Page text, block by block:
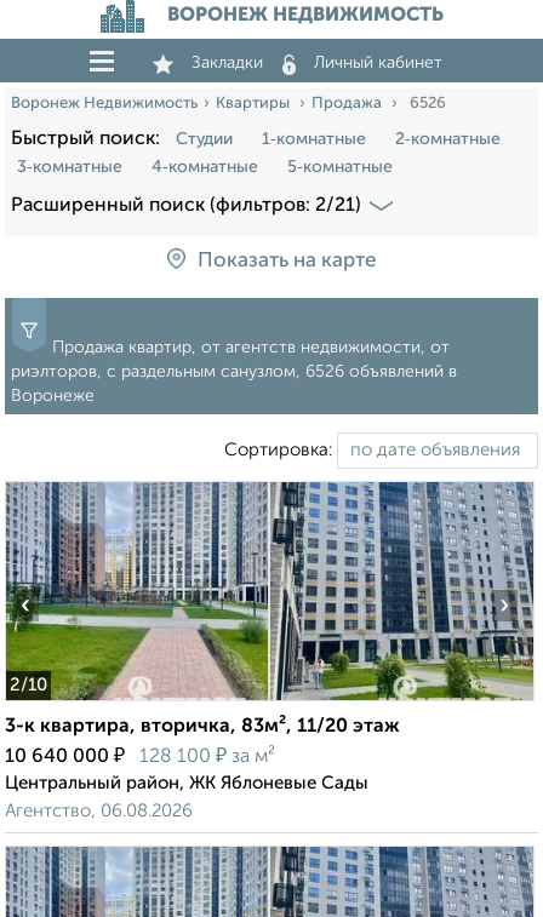
ВОРОНЕЖ НЕДВИЖИМОСТЬ
Закладки Личный кабинет
Воронеж Недвижимость Квартиры Продажа 6526
Быстрый поиск: Студии 1‑комнатные
2‑комнатные
3‑комнатные
4‑комнатные 5‑комнатные
Расширенный поиск (фильтров: 2/21)
Показать на карте
Продажа квартир, от агентств недвижимости, от
риэлторов, с раздельным санузлом, 6526 объявлений в
Воронеже
Сортировка:
2/10
‹ ›
3-к квартира, вторичка, 83м², 11/20 этаж
10 640 000 ₽ 128 100 ₽ за м²
Центральный район, ЖК Яблоневые Сады
Агентство, 06.08.2026